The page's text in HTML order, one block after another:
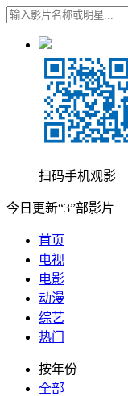
扫码手机观影
今日更新“3”部影片
首页
电视
电影
动漫
综艺
热门
按年份
全部